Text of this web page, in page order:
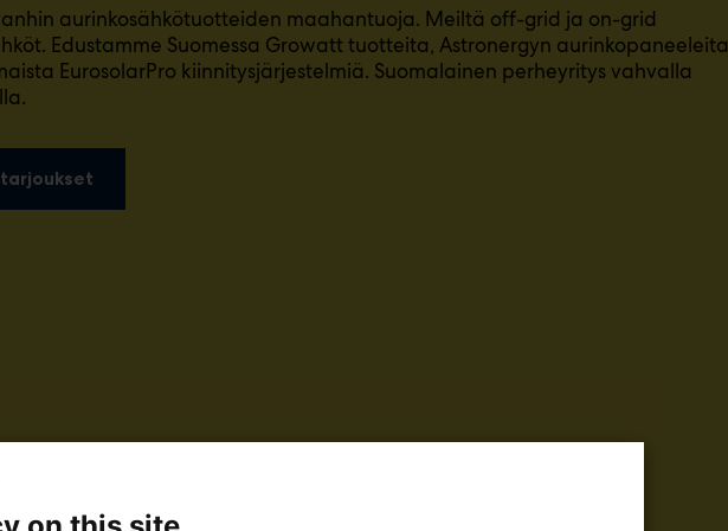
aurinkosähkötuotteiden maahantuoja. Meiltä off-grid ja on-grid
Edustamme Suomessa Growatt tuotteita, Astronergyn aurinkopaneeleita
EurosolarPro kiinnitysjärjestelmiä. Suomalainen perheyritys vahvalla